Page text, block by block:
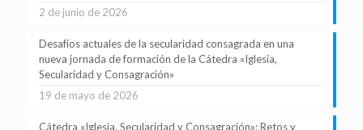
2 de junio de 2026
Desafíos actuales de la secularidad consagrada en una
nueva jornada de formación de la Cátedra «Iglesia,
Secularidad y Consagración»
19 de mayo de 2026
Cátedra «Iglesia, Secularidad y Consagración»: Retos y